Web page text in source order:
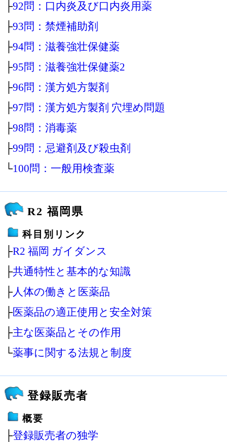
├92問：口内炎及び口内炎用薬
├93問：禁煙補助剤
├94問：滋養強壮保健薬
├95問：滋養強壮保健薬2
├96問：漢方処方製剤
├97問：漢方処方製剤 穴埋め問題
├98問：消毒薬
├99問：忌避剤及び殺虫剤
└100問：一般用検査薬
R2 福岡県
科目別リンク
├R2 福岡 ガイダンス
├共通特性と基本的な知識
├人体の働きと医薬品
├医薬品の適正使用と安全対策
├主な医薬品とその作用
└薬事に関する法規と制度
登録販売者
概要
├登録販売者の独学